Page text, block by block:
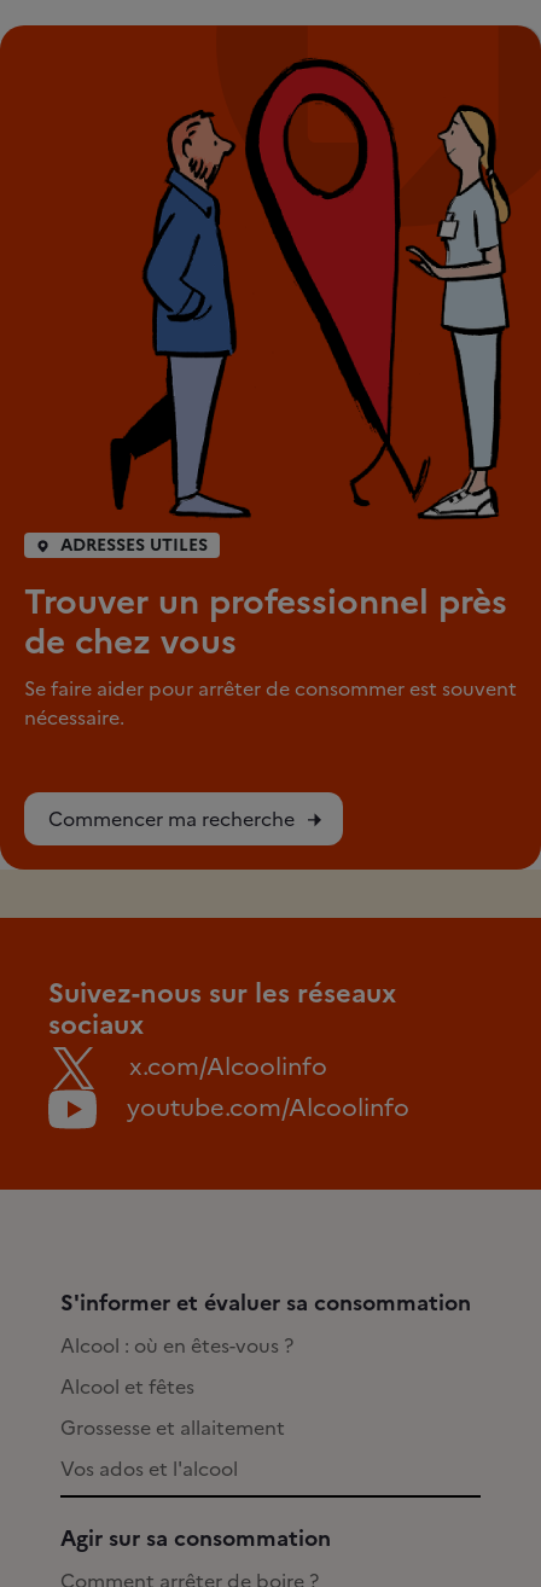
ADRESSES UTILES
Trouver un professionnel près
de chez vous
Se faire aider pour arrêter de consommer est souvent
nécessaire.
Commencer ma recherche
Suivez-nous sur les réseaux
sociaux
x.com/Alcoolinfo
youtube.com/Alcoolinfo
S'informer et évaluer sa consommation
Alcool : où en êtes-vous ?
Alcool et fêtes
Grossesse et allaitement
Vos ados et l'alcool
Agir sur sa consommation